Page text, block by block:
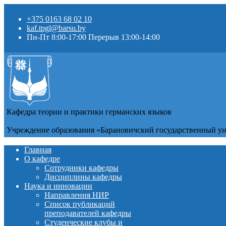
+375 0163 68 02 10
kaf.tpgl@barsu.by
Пн-Пт 8:00-17:00 Перерыв 13:00-14:00
Кафедра теории и практики германских языков
Учреждение образования «Барановичский государственный
Главная
О кафедре
Сотрудники кафедры
Дисциплины кафедры
Наука и инновации
Направления НИР
Список публикаций
преподавателей кафедры
Студенческие клубы и